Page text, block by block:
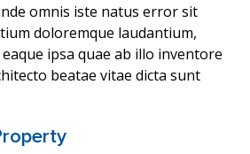
omnis iste natus error sit
doloremque laudantium,
ipsa quae ab illo inventore
beatae vitae dicta sunt